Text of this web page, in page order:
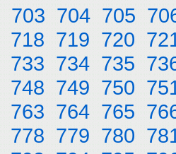
703 704 705
718 719 720
733 734 735
748 749 750
763 764 765
778 779 780